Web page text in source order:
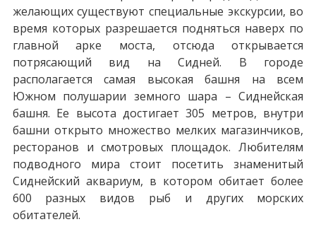
желающих существуют специальные экскурсии, во
время которых разрешается подняться наверх по
главной арке моста, отсюда открывается
потрясающий вид на Сидней. В городе
располагается самая высокая башня на всем
Южном полушарии земного шара – Сиднейская
башня. Ее высота достигает 305 метров, внутри
башни открыто множество мелких магазинчиков,
ресторанов и смотровых площадок. Любителям
подводного мира стоит посетить знаменитый
Сиднейский аквариум, в котором обитает более
600 разных видов рыб и других морских
обитателей.